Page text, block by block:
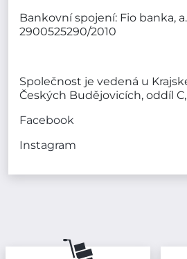
Bankovní spojení: Fio banka,
2900525290/2010
Společnost je vedená u
Českých Budějovicích, oddíl
Facebook
Instagram